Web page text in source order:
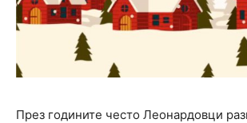
През годините често Леонардовци